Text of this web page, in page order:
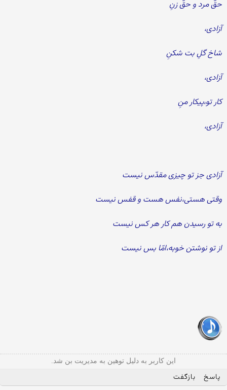
حقّ مرد و حقّ زنِ
آزادی،
شاخ گلِ بت شکنِ
آزادی،
کار تو،پیکار منِ
آزادی،
آزادی جز تو چیزی مقدّس نیست
وقتی هستی،نفس هست و قفس نیست
به تو رسیدن هم کار هر کس نیست
از تو نوشتن خوبه،امّا بس نیست
این کاربر به دلیل توهین به مدیریت بن شد.
پاسخ بازگفت